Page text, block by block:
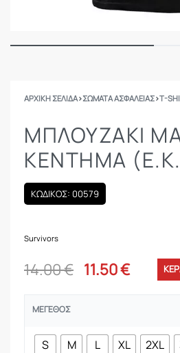
ΑΡΧΙΚΉ ΣΕΛΊΔΑ›ΣΩΜΑΤΑ ΑΣΦΑΛΕΙΑΣ›T-
ΜΠΛΟΥΖΆΚΙ
ΚΈΝΤΗΜΑ
ΚΩΔΙΚΟΣ: 00579
Survivors
14.00€ 11.50€
ΜΈΓΕΘΟΣ
S M L XL 2XL